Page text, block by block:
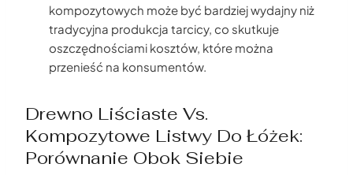
kompozytowych może być bardziej wydajny niż
tradycyjna produkcja tarcicy, co skutkuje
oszczędnościami kosztów, które można
przenieść na konsumentów.
Drewno Liściaste Vs.
Kompozytowe Listwy Do Łóżek:
Porównanie Obok Siebie